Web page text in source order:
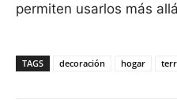
permiten usarlos más
TAGS decoración hogar